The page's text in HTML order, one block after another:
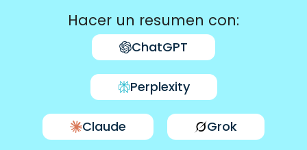
Hacer un resumen con:
ChatGPT
Perplexity
Claude Grok